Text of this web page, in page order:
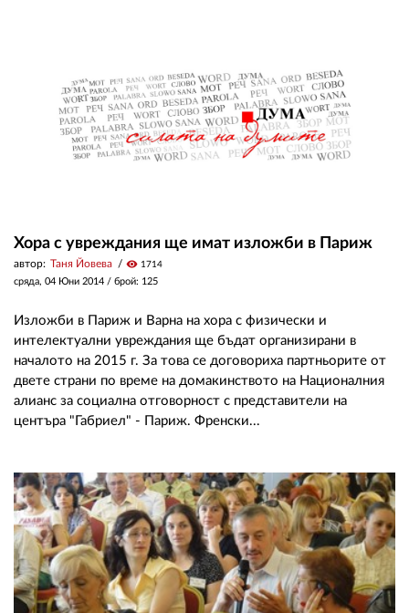
Хора с увреждания ще имат изложби в Париж
автор: Таня Йовева visibility 1714
сряда, 04 Юни 2014 / брой: 125
Изложби в Париж и Варна на хора с физически и
интелектуални увреждания ще бъдат организирани в
началото на 2015 г. За това се договориха партньорите от
двете страни по време на домакинството на Националния
алианс за социална отговорност с представители на
центъра "Габриел" - Париж. Френски...